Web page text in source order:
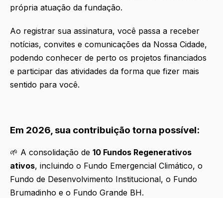
própria atuação da fundação.
Ao registrar sua assinatura, você passa a receber
notícias, convites e comunicações da Nossa Cidade,
podendo conhecer de perto os projetos financiados
e participar das atividades da forma que fizer mais
sentido para você.
Em 2026, sua contribuição torna possível:
🌱 A consolidação de 10 Fundos Regenerativos
ativos, incluindo o Fundo Emergencial Climático, o
Fundo de Desenvolvimento Institucional, o Fundo
Brumadinho e o Fundo Grande BH.